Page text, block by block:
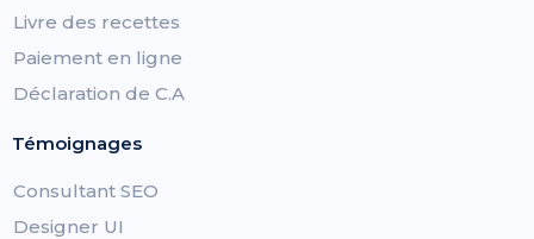
Livre des recettes
Paiement en ligne
Déclaration de C.A
Témoignages
Consultant SEO
Designer UI